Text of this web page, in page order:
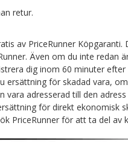
retur.
av PriceRunner
Även om du inte
dig inom 60 minuter
ersättning för skadad vara,
vara adresserad till den
för direkt ekonomisk
PriceRunner för att ta del